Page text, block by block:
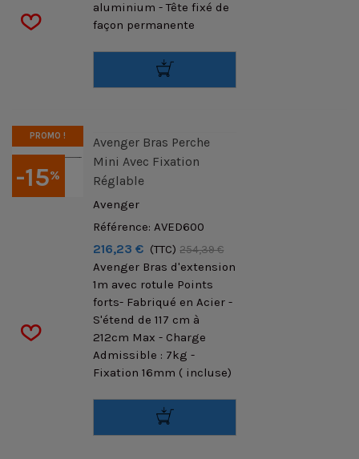
aluminium - Tête fixé de
façon permanente
-15%
PROMO !
Avenger Bras Perche
Mini Avec Fixation
Réglable
Avenger
Référence: AVED600
216,23 € (TTC) 254,39 €
Avenger Bras d'extension
1m avec rotule Points
forts- Fabriqué en Acier -
S'étend de 117 cm à
212cm Max - Charge
Admissible : 7kg -
Fixation 16mm ( incluse)